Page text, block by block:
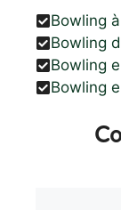
Bowling
Bowling
Bowling
Bowling